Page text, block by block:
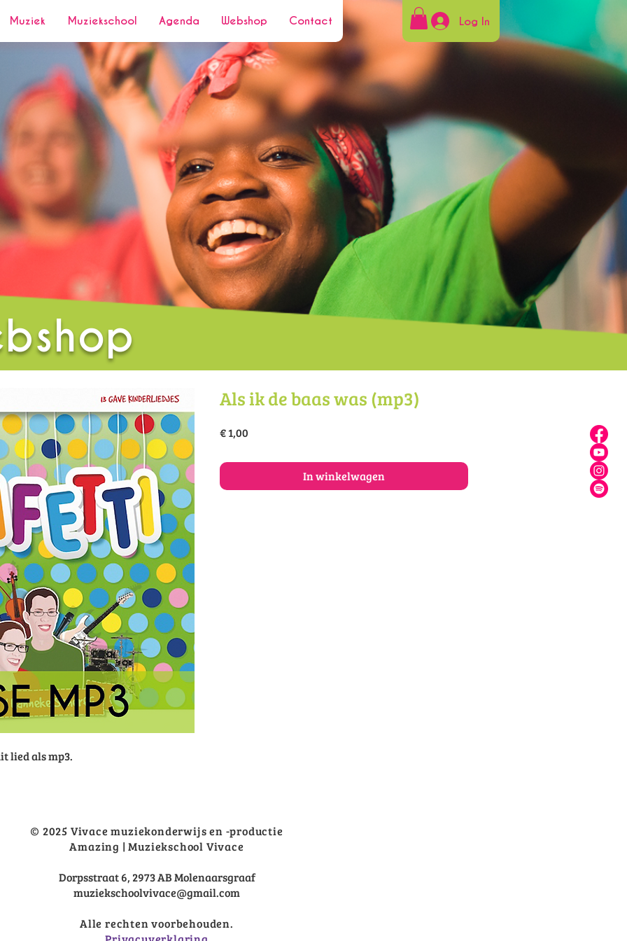
Muziek Muziekschool Agenda Webshop Contact Log In
lied als mp3.
Als ik de baas was (mp3)
€ 1,00
In winkelwagen
© 2025 Vivace muziekonderwijs en -productie
Amazing | Muziekschool Vivace
Dorpsstraat 6, 2973 AB Molenaarsgraaf
muziekschoolvivace@gmail.com
Alle rechten voorbehouden.